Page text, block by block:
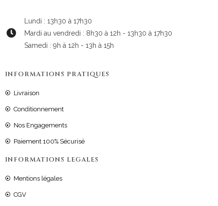
Lundi : 13h30 à 17h30
Mardi au vendredi : 8h30 à 12h - 13h30 à 17h30
Samedi : 9h à 12h - 13h à 15h
INFORMATIONS PRATIQUES
Livraison
Conditionnement
Nos Engagements
Paiement 100% Sécurisé
INFORMATIONS LEGALES
Mentions légales
CGV